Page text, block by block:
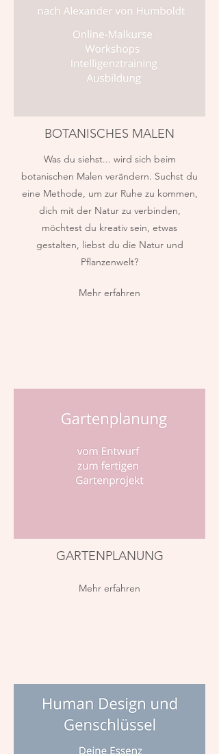
BOTANISCHES MALEN
Was du siehst... wird sich beim
botanischen Malen verändern. Suchst du
eine Methode, um zur Ruhe zu kommen,
dich mit der Natur zu verbinden,
möchtest du kreativ sein, etwas
gestalten, liebst du die Natur und
Pflanzenwelt?
Mehr erfahren
GARTENPLANUNG
Mehr erfahren